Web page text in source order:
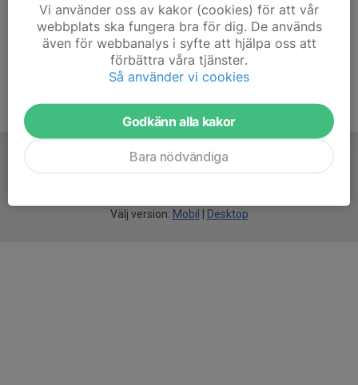
Titel Sek.ansvarig
Välj version: Mobil Desktop
Vi använder oss av kakor (cookies) för att vår
webbplats ska fungera bra för dig. De används
även för webbanalys i syfte att hjälpa oss att
förbättra våra tjänster.
Så använder vi cookies
Godkänn alla kakor
Bara nödvändiga